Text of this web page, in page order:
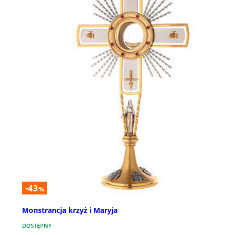
-43%
Monstrancja krzyż i Maryja
DOSTĘPNY